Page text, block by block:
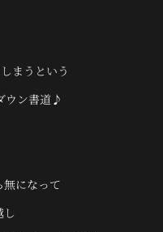
まうという
ウン書道♪
になって